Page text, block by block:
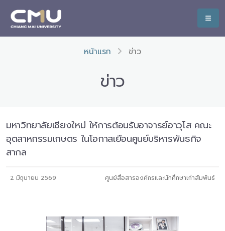
หน้าแรก ข่าว
ข่าว
มหาวิทยาลัยเชียงใหม่ ให้การต้อนรับอาจารย์อาวุโส คณะ
อุตสาหกรรมเกษตร ในโอกาสเยือนศูนย์บริหารพันธกิจ
สากล
2 มิถุนายน 2569 ศูนย์สื่อสารองค์กรและนักศึกษาเก่าสัมพันธ์